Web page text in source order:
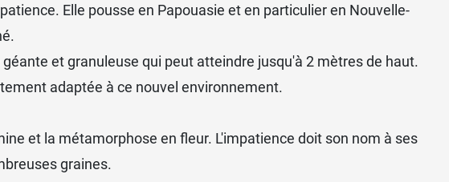
Elle pousse en Papouasie et en particulier en Nouvelle-
et granuleuse qui peut atteindre jusqu'à 2 mètres de haut.
adaptée à ce nouvel environnement.
et la métamorphose en fleur. L'impatience doit son nom à ses
graines.